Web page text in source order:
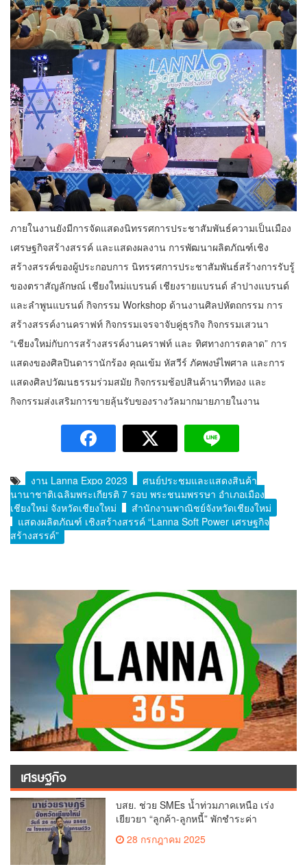
ภายในงานยังมีการจัดแสดงนิทรรศการประชาสัมพันธ์ความเป็นเมือง
เศรษฐกิจสร้างสรรค์ และแสดงผลงาน การพัฒนาผลิตภัณฑ์เชิง
สร้างสรรค์ของผู้ประกอบการ นิทรรศการประชาสัมพันธ์สร้างการรับรู้
ของตราสัญลักษณ์ เชียงใหม่แบรนด์ เชียงรายแบรนด์ ลำปางแบรนด์
และลำพูนแบรนด์ กิจกรรม Workshop ด้านงานศิลปหัตถกรรม การ
สร้างสรรค์งานคราฟท์ กิจกรรมเจรจาจับคู่ธุรกิจ กิจกรรมเสวนา
“เชียงใหม่กับการสร้างสรรค์งานคราฟท์ และ ทิศทางการตลาด” การ
แสดงของศิลปินดารานักร้อง คุณเข้ม หัสวีร์ ภัคพงษ์ไพศาล และการ
แสดงศิลปวัฒนธรรมร่วมสมัย กิจกรรมช้อปสินค้านาทีทอง และ
กิจกรรมส่งเสริมการขายลุ้นรับของรางวัลมากมายภายในงาน
งาน Lanna Expo 2023
ศูนย์ประชุมและแสดงสินค้า
นานาชาติเฉลิมพระเกียรติ 7 รอบ พระชนมพรรษา อำเภอเมือง
เชียงใหม่ จังหวัดเชียงใหม่
สำนักงานพาณิชย์จังหวัดเชียงใหม่
แสดงผลิตภัณฑ์ เชิงสร้างสรรค์ “Lanna Soft Power เศรษฐกิจ
สร้างสรรค์”
เศรษฐกิจ
บสย. ช่วย SMEs น้ำท่วมภาคเหนือ เร่ง
เยียวยา “ลูกค้า-ลูกหนี้” พักชำระค่า
ธรรมเนียม-ค่างวด
28 กรกฎาคม 2025